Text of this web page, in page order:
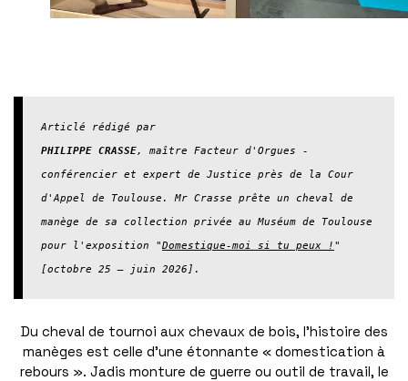
PHILIPPE CRASSE, maître Facteur d'Orgues -
conférencier et expert de Justice près de la Cour
d'Appel de Toulouse. Mr Crasse prête un cheval de
manège de sa collection privée au Muséum de Toulouse
pour l'exposition "Domestique-moi si tu peux ! "
[octobre 25 – juin 2026].
Du cheval de tournoi aux chevaux de bois, l’histoire des
manèges est celle d’une étonnante « domestication à
rebours ». Jadis monture de guerre ou outil de travail, le